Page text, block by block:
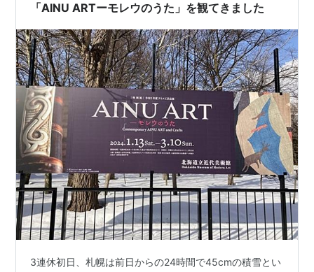
「AINU ARTーモレウのうた」を観てきました
3連休初日、札幌は前日からの24時間で45cmの積雪とい